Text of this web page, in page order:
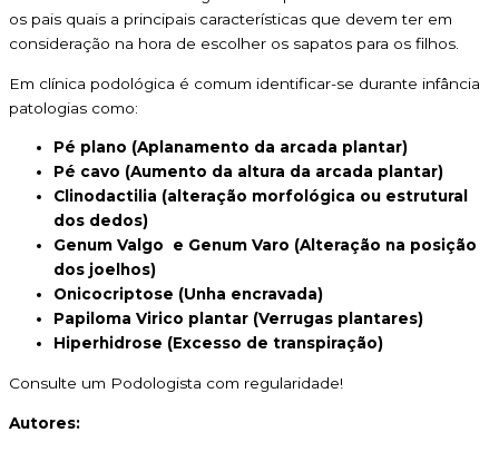
os pais quais a principais características que devem ter em
consideração na hora de escolher os sapatos para os filhos.
Em clínica podológica é comum identificar-se durante infância
patologias como:
Pé plano (Aplanamento da arcada plantar)
Pé cavo (Aumento da altura da arcada plantar)
Clinodactilia (alteração morfológica ou estrutural
dos dedos)
Genum Valgo e Genum Varo (Alteração na posição
dos joelhos)
Onicocriptose (Unha encravada)
Papiloma Virico plantar (Verrugas plantares)
Hiperhidrose (Excesso de transpiração)
Consulte um Podologista com regularidade!
Autores: